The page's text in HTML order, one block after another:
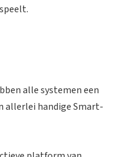
alle systemen een
allerlei handige Smart-